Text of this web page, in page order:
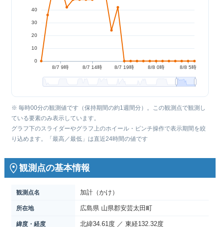
※ 毎時00分の観測値です（保持期間の約1週間分）。この観測点で観測し
ている要素のみ表示しています。
グラフ下のスライダーやグラフ上のホイール・ピンチ操作で表示期間を絞
り込めます。「最高／最低」は直近24時間の値です
観測点の基本情報
観測点名 加計（かけ）
所在地 広島県 山県郡安芸太田町
緯度・経度 北緯34.61度 ／ 東経132.32度